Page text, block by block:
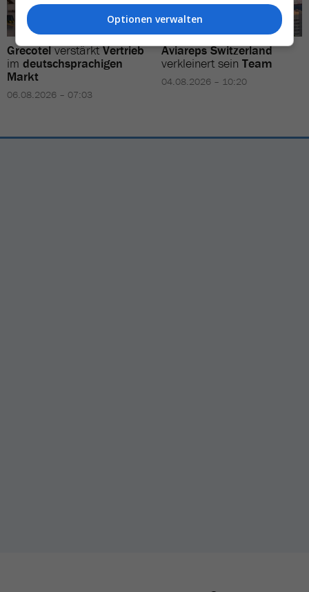
GrecotelverstärktVertrieb
im deutschsprachigen
Markt
06.08.2026 – 07:03
Aviareps Switzerland
verkleinert sein Team
04.08.2026 – 10:20
Optionen verwalten